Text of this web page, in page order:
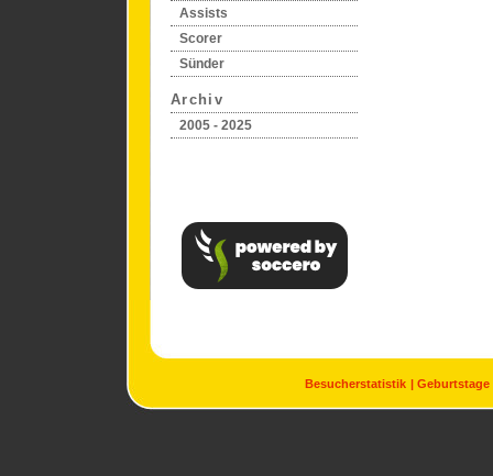
Assists
Scorer
Sünder
Archiv
2005 - 2025
Besucherstatistik Geburtstage